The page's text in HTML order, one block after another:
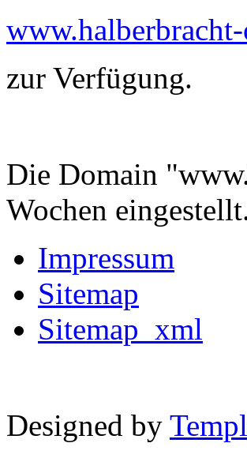
zur Verfügung.
Die Domain
Wochen
Impressum
Sitemap
Sitemap_xml
Designed by